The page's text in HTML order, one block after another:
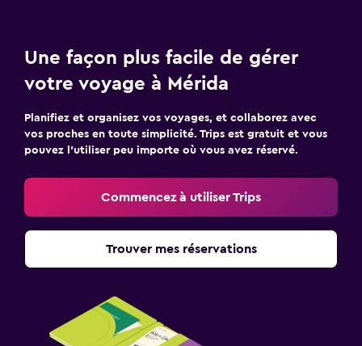
Une façon plus facile de gérer
votre voyage à Mérida
Planifiez et organisez vos voyages, et collaborez avec
vos proches en toute simplicité. Trips est gratuit et vous
pouvez l’utiliser peu importe où vous avez réservé.
Commencez à utiliser Trips
Trouver mes réservations